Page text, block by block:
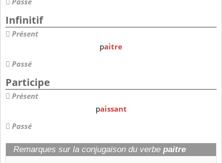
Infinitif
Présent
paitre
Passé
Participe
Présent
paissant
Passé
Remarques sur la conjugaison du verbe paitre